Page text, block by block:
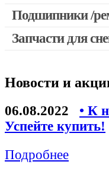
Выключатели,
Запчасти для УШМ
Запчасти для
Запчасти для
Конденсаторы
Подшипники /
Запчасти для
Новости и
06.08.2022
• К
Успейте купить!
Подробнее